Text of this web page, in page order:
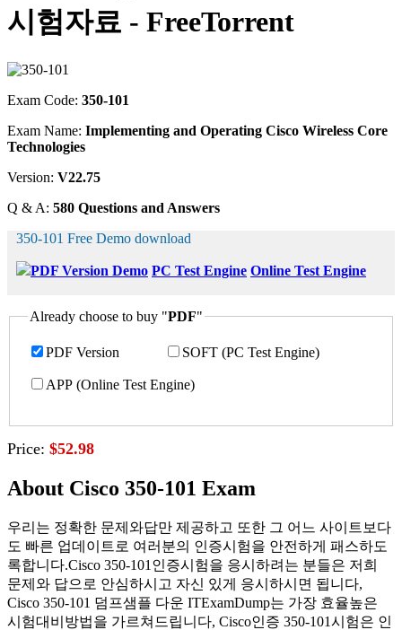
시험자료 - FreeTorrent
Exam Code: 350-101
Exam Name: Implementing and Operating Cisco Wireless Core
Technologies
Version: V22.75
Q & A: 580 Questions and Answers
350-101 Free Demo download
PDF Version Demo PC Test Engine Online Test Engine
Already choose to buy "PDF"
PDF Version SOFT (PC Test Engine)
APP (Online Test Engine)
Price: $52.98
About Cisco 350-101 Exam
우리는 정확한 문제와답만 제공하고 또한 그 어느 사이트보다
도 빠른 업데이트로 여러분의 인증시험을 안전하게 패스하도
록합니다.Cisco 350-101인증시험을 응시하려는 분들은 저희
문제와 답으로 안심하시고 자신 있게 응시하시면 됩니다,
Cisco 350-101 덤프샘플 다운 ITExamDump는 가장 효율높은
시험대비방법을 가르쳐드립니다, Cisco인증 350-101시험은 인